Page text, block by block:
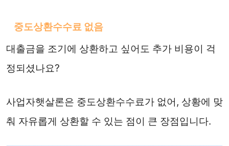
중도상환수수료 없음
대출금을 조기에 상환하고 싶어도 추가 비용이 걱
정되셨나요?
사업자햇살론은 중도상환수수료가 없어, 상황에 맞
춰 자유롭게 상환할 수 있는 점이 큰 장점입니다.